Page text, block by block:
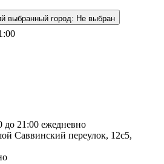
выбранный город: Не выбран
до 21:00 ежедневно
Саввинский переулок, 12с5,